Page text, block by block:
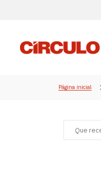
Página inicial